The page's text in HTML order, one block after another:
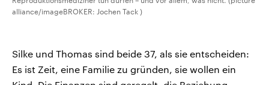
alliance/imageBROKER: Jochen Tack )
Silke und Thomas sind beide 37, als sie entscheiden:
Es ist Zeit, eine Familie zu gründen, sie wollen ein